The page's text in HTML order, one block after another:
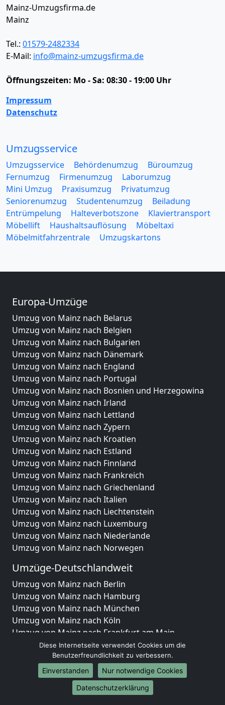
Mainz-Umzugsfirma.de
Mainz
Tel.: 01579-2482334
E-Mail: info@mainz-umzugsfirma.de
Öffnungszeiten: Mo - Sa: 08:30 - 19:00 Uhr
Impressum
Datenschutz
Umzugsservice
Umzugsservice Behördenumzug
Büroumzug
Fernumzug
Firmenumzug
Laborumzug
Mini Umzug
Praxisumzug
Privatumzug
Seniorenumzug
Studentenumzug
Beiladung
Entrümpelung
Halteverbotszone
Klaviertransport
Möbellift
Haushaltsauflösung
Möbeltaxi
Möbelmitfahrzentrale
Umzugskartons
Europa-Umzüge
Umzug von Mainz nach Belarus
Umzug von Mainz nach Belgien
Umzug von Mainz nach Bulgarien
Umzug von Mainz nach Dänemark
Umzug von Mainz nach England
Umzug von Mainz nach Portugal
Umzug von Mainz nach Bosnien und Herzegowina
Umzug von Mainz nach Irland
Umzug von Mainz nach Lettland
Umzug von Mainz nach Zypern
Umzug von Mainz nach Kroatien
Umzug von Mainz nach Estland
Umzug von Mainz nach Finnland
Umzug von Mainz nach Frankreich
Umzug von Mainz nach Griechenland
Umzug von Mainz nach Italien
Umzug von Mainz nach Liechtenstein
Umzug von Mainz nach Luxemburg
Umzug von Mainz nach Niederlande
Umzug von Mainz nach Norwegen
Umzüge-Deutschlandweit
Umzug von Mainz nach Berlin
Umzug von Mainz nach Hamburg
Umzug von Mainz nach München
Umzug von Mainz nach Köln
Umzug von Mainz nach Frankfurt am Main
Umzug von Mainz nach Stuttgart
Umzug von Mainz nach Düsseldorf
Umzug von Mainz nach Leipzig
Umzug von Mainz nach Dortmund
Umzug von Mainz nach Essen
Diese Internetseite verwendet Cookies um die
Benutzerfreundlichkeit zu verbessern.
Einverstanden
Nur notwendige Cookies
Datenschutzerklärung